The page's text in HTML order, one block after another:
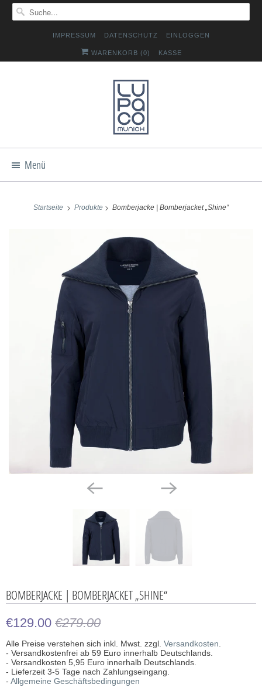
IMPRESSUM DATENSCHUTZ EINLOGGEN
WARENKORB (0) KASSE
Menü
Startseite Produkte Bomberjacke | Bomberjacket „Shine“
BOMBERJACKE | BOMBERJACKET „SHINE“
€129.00 €279.00
Alle Preise verstehen sich inkl. Mwst. zzgl. Versandkosten.
- Versandkostenfrei ab 59 Euro innerhalb Deutschlands.
- Versandkosten 5,95 Euro innerhalb Deutschlands.
- Lieferzeit 3-5 Tage nach Zahlungseingang.
- Allgemeine Geschäftsbedingungen